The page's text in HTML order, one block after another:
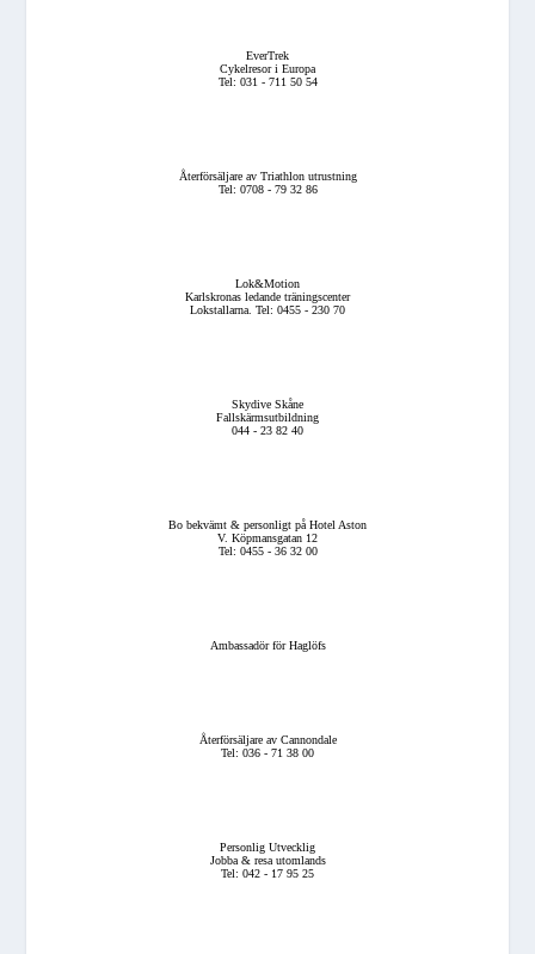
EverTrek
Cykelresor i Europa
Tel: 031 - 711 50 54
Återförsäljare av Triathlon utrustning
Tel: 0708 - 79 32 86
Lok&Motion
Karlskronas ledande träningscenter
Lokstallarna. Tel: 0455 - 230 70
Skydive Skåne
Fallskärmsutbildning
044 - 23 82 40
Bo bekvämt & personligt på Hotel Aston
V. Köpmansgatan 12
Tel: 0455 - 36 32 00
Ambassadör för Haglöfs
Återförsäljare av Cannondale
Tel: 036 - 71 38 00
Personlig Utvecklig
Jobba & resa utomlands
Tel: 042 - 17 95 25